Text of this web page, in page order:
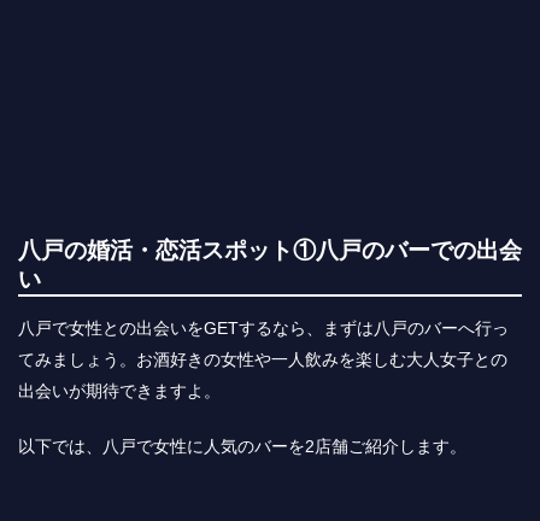
八戸の婚活・恋活スポット①八戸のバーでの出会
い
八戸で女性との出会いをGETするなら、まずは八戸のバーへ行っ
てみましょう。お酒好きの女性や一人飲みを楽しむ大人女子との
出会いが期待できますよ。
以下では、八戸で女性に人気のバーを2店舗ご紹介します。